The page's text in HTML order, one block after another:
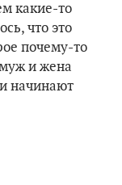
какие-то
что это
почему-то
и жена
начинают